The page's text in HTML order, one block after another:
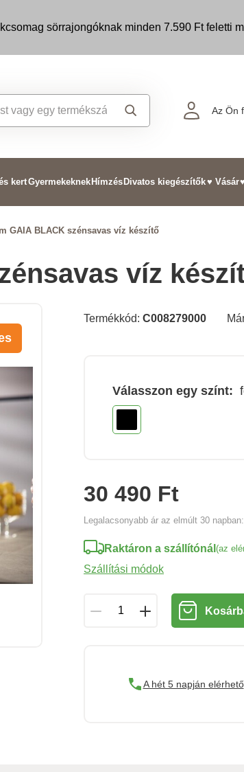
sörrajongóknak minden 7.590 Ft feletti
Az Ön
kertGyermekeknek Hímzés Divatos kiegészítők♥ Vásár
GAIA BLACK szénsavas víz készítő
víz
Termékkód: C008279000
Válasszon egy színt:
30 490 Ft
Legalacsonyabb ár az elmúlt 30 napban:
Raktáron a szállítónál (az
Szállítási módok
A hét 5 napján elérhető